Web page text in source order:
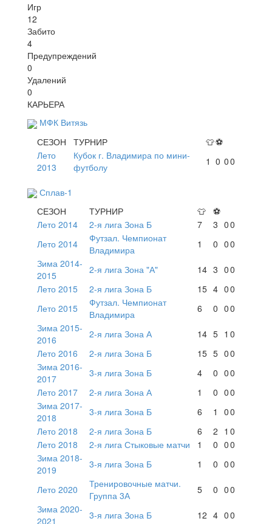
Игр
12
Забито
4
Предупреждений
0
Удалений
0
КАРЬЕРА
МФК Витязь
СЕЗОН
ТУРНИР 👕⚽
Лето
2013
Кубок г. Владимира по мини-
футболу
1 0 00
Сплав-1
СЕЗОН
ТУРНИР 👕 ⚽
Лето 2014
2-я лига Зона Б 7 3 00
Лето 2014
Футзал. Чемпионат
Владимира
1 0 00
Зима 2014-
2015
2-я лига Зона "А" 14 3 00
Лето 2015
2-я лига Зона Б 15 4 00
Лето 2015
Футзал. Чемпионат
Владимира
6 0 00
Зима 2015-
2016
2-я лига Зона А 14 5 1 0
Лето 2016
2-я лига Зона Б 15 5 00
Зима 2016-
2017
3-я лига Зона Б 4 0 00
Лето 2017
2-я лига Зона А 1 0 00
Зима 2017-
2018
3-я лига Зона Б 6 1 00
Лето 2018
2-я лига Зона Б 6 2 1 0
Лето 2018
2-я лига Стыковые матчи 1 0 00
Зима 2018-
2019
3-я лига Зона Б 1 0 00
Лето 2020
Тренировочные матчи.
Группа 3А
5 0 00
Зима 2020-
2021
3-я лига Зона Б 12 4 00